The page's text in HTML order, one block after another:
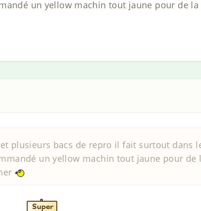
un yellow machin tout jaune pour de
plusieurs bacs de repro il fait surtout dans
un yellow machin tout jaune pour de